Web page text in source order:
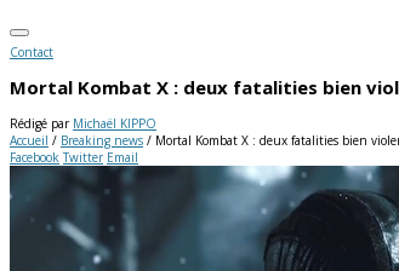
Contact
Mortal Kombat X : deux fatalities bien
Rédigé par Michaël KIPPO
Accueil / Breaking news / Mortal Kombat X : deux fatalities bien
Facebook Twitter Email